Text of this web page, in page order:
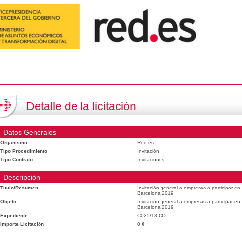
Detalle de la licitación
Datos Generales
Organismo
Red.es
Tipo Procedimiento
Invitación
Tipo Contrato
Invitaciones
Descripción
Título/Resumen
Invitación general a empresas a participar
Barcelona 2019
Objeto
Invitación general a empresas a participar
Barcelona 2019
Expediente
C025/18-CO
Importe Licitación
0 €